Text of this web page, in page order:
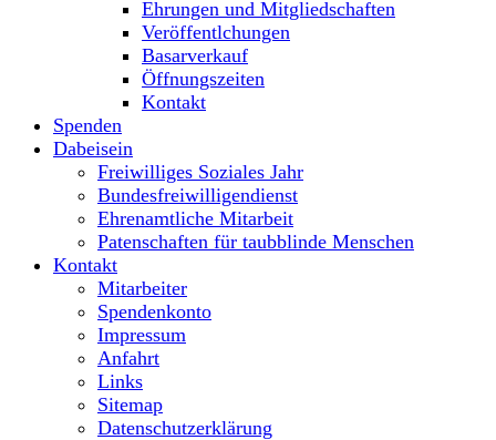
Ehrungen und Mitgliedschaften
Veröffentlchungen
Basarverkauf
Öffnungszeiten
Kontakt
Spenden
Dabeisein
Freiwilliges Soziales Jahr
Bundesfreiwilligendienst
Ehrenamtliche Mitarbeit
Patenschaften für taubblinde Menschen
Kontakt
Mitarbeiter
Spendenkonto
Impressum
Anfahrt
Links
Sitemap
Datenschutzerklärung